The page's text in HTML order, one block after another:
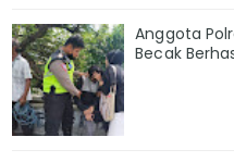
Anggota
Becak